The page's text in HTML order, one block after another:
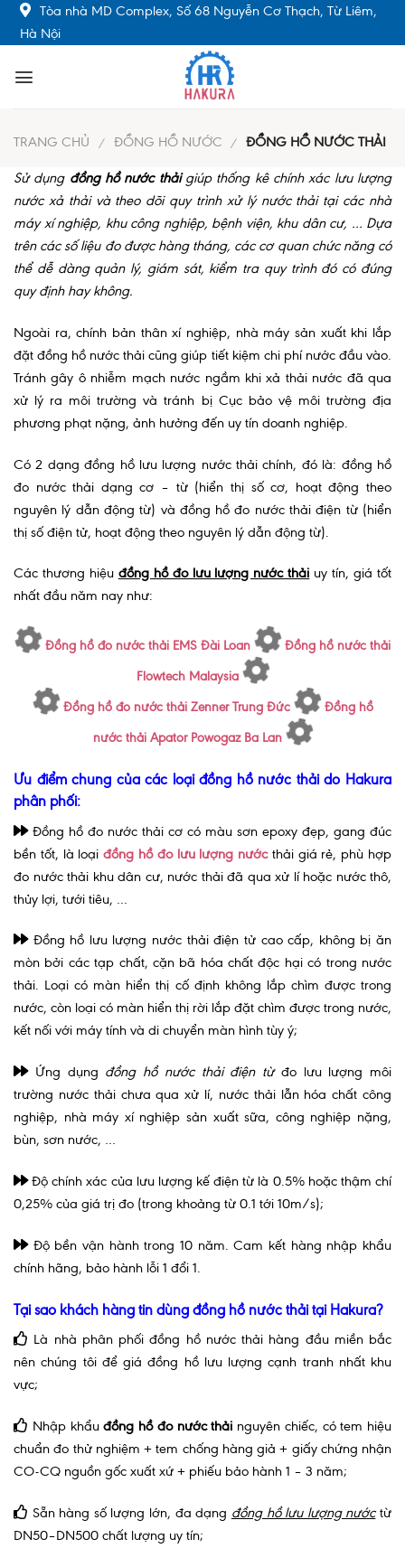
Skip
Tòa nhà MD Complex, Số 68 Nguyễn Cơ Thạch, Từ Liêm,
Hà Nội
TRANG CHỦ / ĐỒNG HỒ NƯỚC / ĐỒNG HỒ NƯỚC THẢI
Sử dụng đồng hồ nước thảigiúp thống kê chính xác lưu lượng
nước xả thải và theo dõi quy trình xử lý nước thải tại các nhà
máy xí nghiệp, khu công nghiệp, bệnh viện, khu dân cư, … Dựa
trên các số liệu đo được hàng tháng, các cơ quan chức năng có
thể dễ dàng quản lý, giám sát, kiểm tra quy trình đó có đúng
quy định hay không.
Ngoài ra, chính bản thân xí nghiệp, nhà máy sản xuất khi lắp
đặt đồng hồ nước thải cũng giúp tiết kiệm chi phí nước đầu vào.
Tránh gây ô nhiễm mạch nước ngầm khi xả thải nước đã qua
xử lý ra môi trường và tránh bị Cục bảo vệ môi trường địa
phương phạt nặng, ảnh hưởng đến uy tín doanh nghiệp.
Có 2 dạng đồng hồ lưu lượng nước thải chính, đó là: đồng hồ
đo nước thải dạng cơ – từ (hiển thị số cơ, hoạt động theo
nguyên lý dẫn động từ) và đồng hồ đo nước thải điện từ (hiển
thị số điện tử, hoạt động theo nguyên lý dẫn động từ).
Các thương hiệu đồng hồ đo lưu lượng nước thải uy tín, giá tốt
nhất đầu năm nay như:
Đồng hồ đo nước thải EMS Đài Loan
Đồng hồ nước thải
Flowtech Malaysia
Đồng hồ đo nước thải Zenner Trung Đức
Đồng hồ
nước thải Apator Powogaz Ba Lan
Ưu điểm chung của các loại đồng hồ nước thải do Hakura
phân phối:
Đồng hồ đo nước thải cơ có màu sơn epoxy đẹp, gang đúc
bền tốt, là loại đồng hồ đo lưu lượng nước thải giá rẻ, phù hợp
đo nước thải khu dân cư, nước thải đã qua xử lí hoặc nước thô,
thủy lợi, tưới tiêu, …
Đồng hồ lưu lượng nước thải điện tử cao cấp, không bị ăn
mòn bởi các tạp chất, cặn bã hóa chất độc hại có trong nước
thải. Loại có màn hiển thị cố định không lắp chìm được trong
nước, còn loại có màn hiển thị rời lắp đặt chìm được trong nước,
kết nối với máy tính và di chuyển màn hình tùy ý;
Ứng dụng đồng hồ nước thải điện từđo lưu lượng môi
trường nước thải chưa qua xử lí, nước thải lẫn hóa chất công
nghiệp, nhà máy xí nghiệp sản xuất sữa, công nghiệp nặng,
bùn, sơn nước, …
Độ chính xác của lưu lượng kế điện từ là 0.5% hoặc thậm chí
0,25% của giá trị đo (trong khoảng từ 0.1 tới 10m/s);
Độ bền vận hành trong 10 năm. Cam kết hàng nhập khẩu
chính hãng, bảo hành lỗi 1 đổi 1.
Tại sao khách hàng tin dùng đồng hồ nước thải tại Hakura?
Là nhà phân phối đồng hồ nước thải hàng đầu miền bắc
nên chúng tôi để giá đồng hồ lưu lượng cạnh tranh nhất khu
vực;
Nhập khẩuđồng hồ đo nước thải nguyên chiếc, có tem hiệu
chuẩn đo thử nghiệm + tem chống hàng giả + giấy chứng nhận
CO-CQ nguồn gốc xuất xứ + phiếu bảo hành 1 – 3 năm;
Sẵn hàng số lượng lớn, đa dạng đồng hồ lưu lượng nướctừ
DN50–DN500 chất lượng uy tín;